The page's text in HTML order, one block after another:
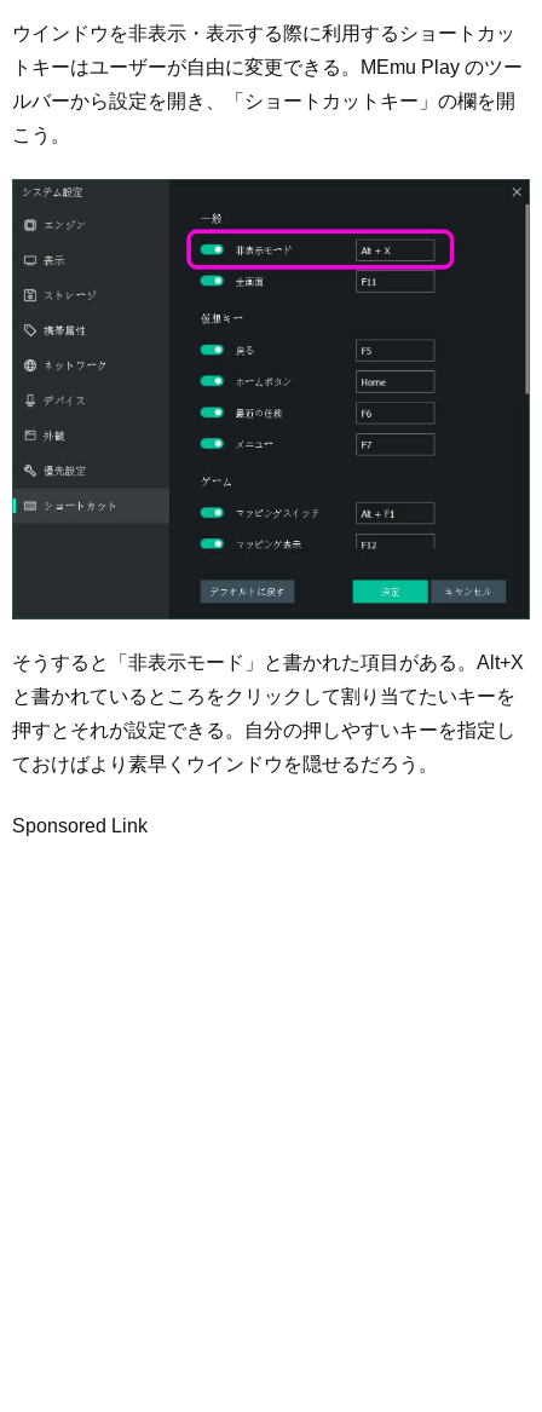
ウインドウを非表示・表示する際に利用するショートカッ
トキーはユーザーが自由に変更できる。MEmu Play のツー
ルバーから設定を開き、「ショートカットキー」の欄を開
こう。
そうすると「非表示モード」と書かれた項目がある。Alt+X
と書かれているところをクリックして割り当てたいキーを
押すとそれが設定できる。自分の押しやすいキーを指定し
ておけばより素早くウインドウを隠せるだろう。
Sponsored Link